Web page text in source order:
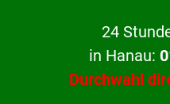
24
in Hanau:
Durchwahl